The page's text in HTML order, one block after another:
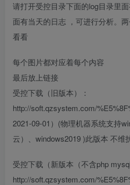
请打开受控目录下面的log目录里
面有当天的日志 ，可进行分析。
看看
每个图片都对应着每个内容
最后放上链接
受控下载（旧版本）：
http://soft.qzsystem.com/
2021-09-01）(物理机器系统支持
云）、windows2019 )此版本 不维
受控下载（新版本（不含php
http://soft.qzsystem.com/